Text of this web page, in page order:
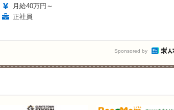
月給40万円～
正社員
Sponsored by